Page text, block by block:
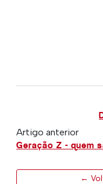
Artigo anterior
Geração Z - quem
←